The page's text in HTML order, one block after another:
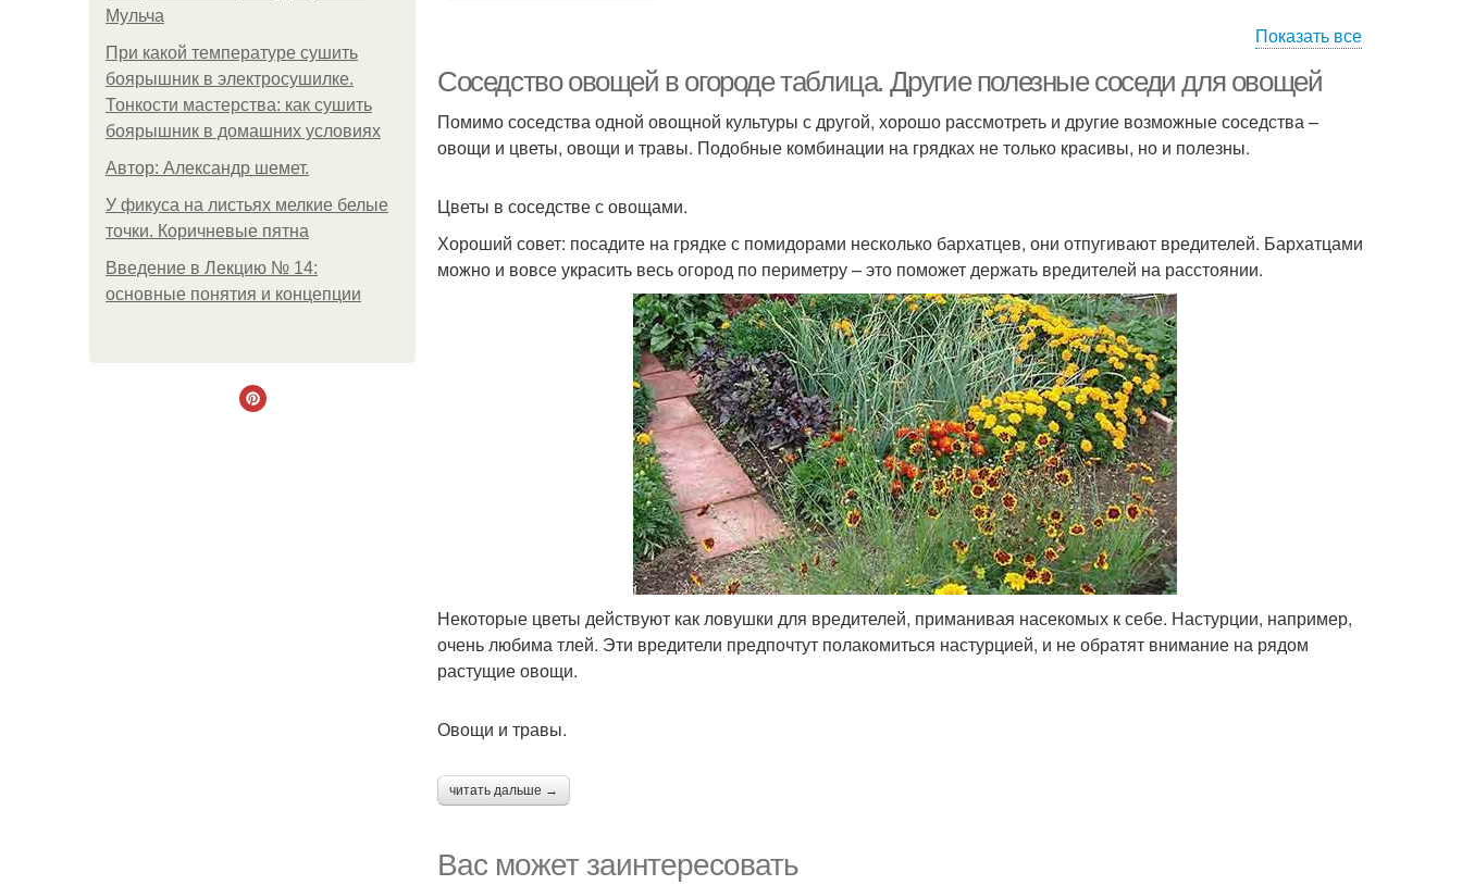
Мульча
При какой температуре сушить
боярышник в электросушилке.
Тонкости мастерства: как сушить
боярышник в домашних условиях
Автор: Александр шемет.
У фикуса на листьях мелкие белые
точки. Коричневые пятна
Введение в Лекцию № 14:
основные понятия и концепции
Показать все
Соседство овощей в огороде таблица. Другие полезные соседи для овощей
Помимо соседства одной овощной культуры с другой, хорошо рассмотреть и другие возможные соседства –
овощи и цветы, овощи и травы. Подобные комбинации на грядках не только красивы, но и полезны.
Цветы в соседстве с овощами.
Хороший совет: посадите на грядке с помидорами несколько бархатцев, они отпугивают вредителей. Бархатцами
можно и вовсе украсить весь огород по периметру – это поможет держать вредителей на расстоянии.
Некоторые цветы действуют как ловушки для вредителей, приманивая насекомых к себе. Настурции, например,
очень любима тлей. Эти вредители предпочтут полакомиться настурцией, и не обратят внимание на рядом
растущие овощи.
Овощи и травы.
читать дальше →
Вас может заинтересовать